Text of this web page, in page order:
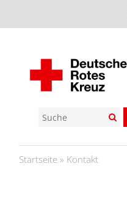
Startseite » Kontakt